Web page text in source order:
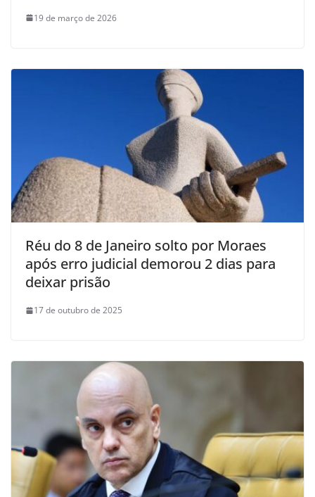
19 de março de 2026
Réu do 8 de Janeiro solto por Moraes
após erro judicial demorou 2 dias para
deixar prisão
17 de outubro de 2025